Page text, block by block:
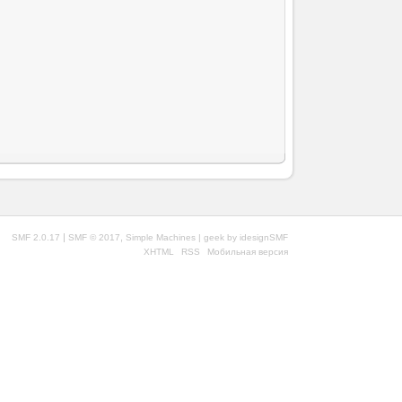
SMF 2.0.17 | SMF © 2017 Simple Machines | geek by idesignSMF
XHTML
RSS Мобильная версия